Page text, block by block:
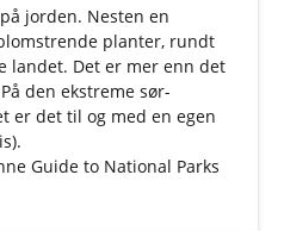
jorden. Nesten en
planter, rundt
landet. Det er mer enn det
den ekstreme sør-
er det til og med en egen
Guide to National Parks